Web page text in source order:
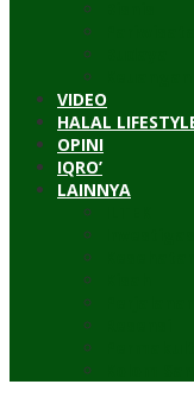
VIDEO
HALAL
OPINI
IQRO’
LAINNYA